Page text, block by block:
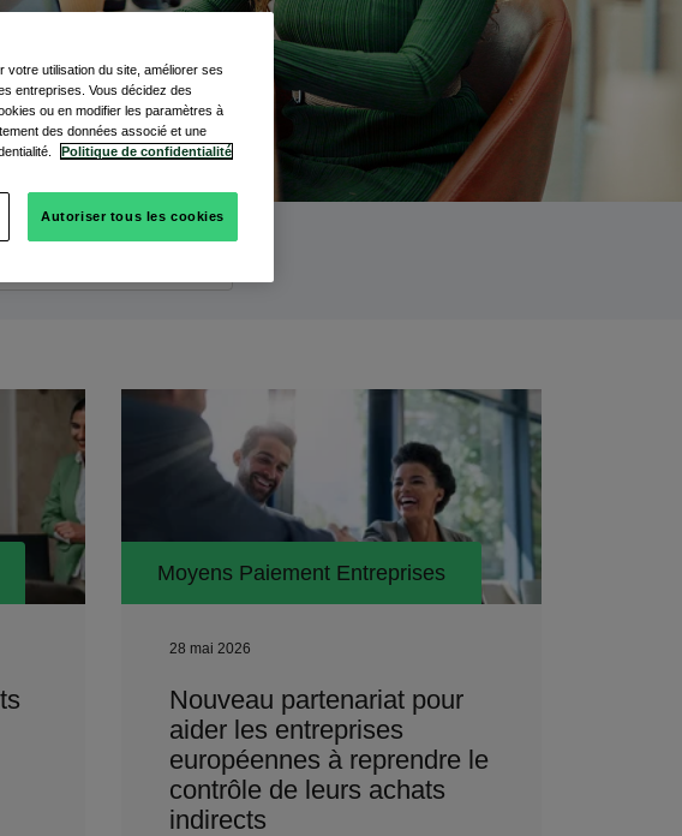
Moyens Paiement Entreprises
28 mai 2026
Nouveau partenariat pour
aider les entreprises
européennes à reprendre le
contrôle de leurs achats
indirects
votre utilisation du site, améliorer ses
entreprises. Vous décidez des
ou en modifier les paramètres à
des données associé et une
Politique de confidentialité
Autoriser tous les cookies